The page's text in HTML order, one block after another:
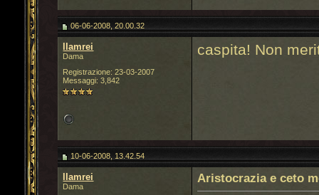
06-06-2008, 20.00.32
llamrei
Dama
Registrazione: 23-03-2007
Messaggi: 3,842
caspita! Non
10-06-2008, 13.42.54
llamrei
Dama
Aristocrazia e ceto